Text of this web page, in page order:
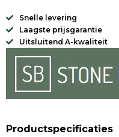
Snelle levering
Laagste prijsgarantie
Uitsluitend A-kwaliteit
Productspecificaties